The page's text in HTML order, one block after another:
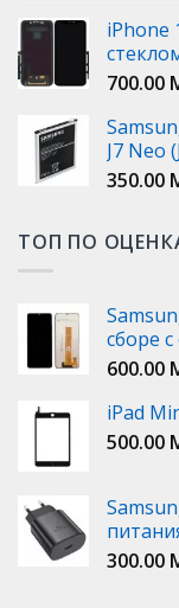
iPhone
700.00
J7 Neo
350.00
ТОП ПО
сборе
600.00
iPad
500.00
300.00